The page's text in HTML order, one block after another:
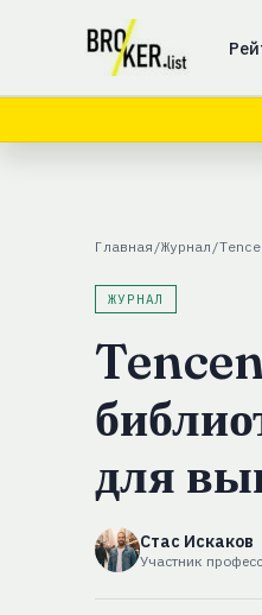
содержимому
Главная /Журнал /
ЖУРНАЛ
для
Стас Искаков
Участник